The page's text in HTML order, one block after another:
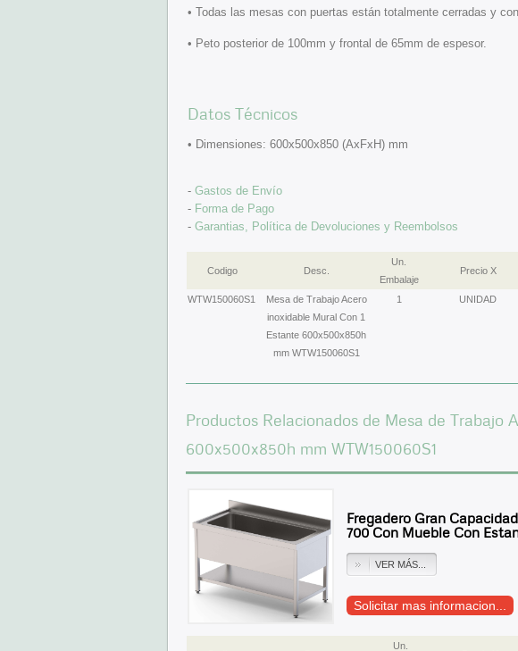
• Todas las mesas con puertas están totalmente cerradas y
• Peto posterior de 100mm y frontal de 65mm de espesor.
Datos Técnicos
• Dimensiones: 600x500x850 (AxFxH) mm
- Gastos de Envío
- Forma de Pago
- Garantias, Política de Devoluciones y Reembolsos
Codigo Desc.
Un.
Embalaje
Precio X
WTW150060S1
Mesa de Trabajo Acero
inoxidable Mural Con 1
Estante 600x500x850h
mm WTW150060S1
1 UNIDAD
Productos Relacionados de Mesa de Trabajo
600x500x850h mm WTW150060S1
Fregadero Gran
700 Con Mueble Con
VER MÁS...
Solicitar mas informacion...
Un.